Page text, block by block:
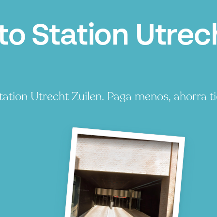
Station
Utrecht Zuilen. Paga menos, ahorra